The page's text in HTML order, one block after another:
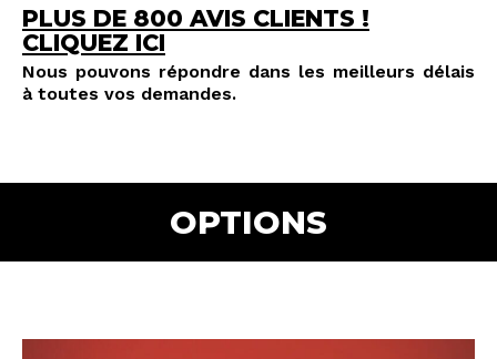
PLUS DE 800 AVIS CLIENTS !
CLIQUEZ ICI
Nous pouvons répondre dans les meilleurs délais
à toutes vos demandes.
OPTIONS